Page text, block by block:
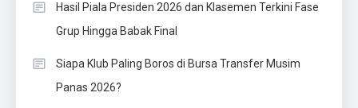
Hasil Piala Presiden 2026 dan Klasemen Terkini Fase
Grup Hingga Babak Final
Siapa Klub Paling Boros di Bursa Transfer Musim
Panas 2026?